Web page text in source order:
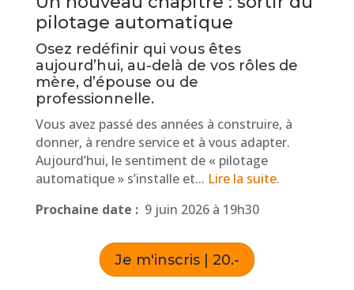
pilotage automatique
Osez redéfinir qui vous êtes
aujourd’hui, au-delà de vos rôles de
mère, d’épouse ou de
professionnelle.
Vous avez passé des années à construire, à
donner, à rendre service et à vous adapter.
Aujourd’hui, le sentiment de « pilotage
automatique » s’installe et... Lire la suite.
Prochaine date :9 juin 2026 à 19h30
Je m'inscris | 20.-